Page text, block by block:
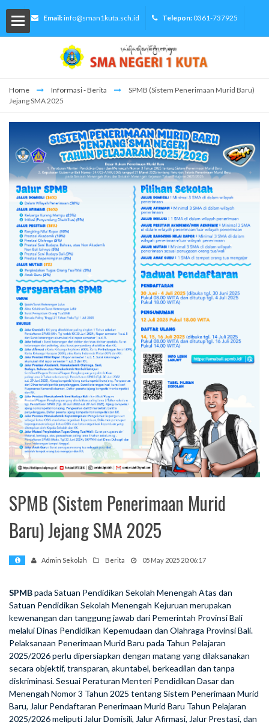
Email:info@sman1kuta.sch.id Telepon: 0361-737925
Home Informasi - Berita
SPMB (Sistem Penerimaan Murid Baru)
Jejang SMA 2025
SPMB (Sistem Penerimaan Murid
Baru) Jejang SMA 2025
Admin Sekolah Berita 05 May 2025 20:06:17
SPMBpada Satuan Pendidikan Sekolah Menengah Atas dan
Satuan Pendidikan Sekolah Menengah Kejuruan merupakan
kewenangan dan tanggung jawab dari Pemerintah Provinsi Bali
melalui Dinas Pendidikan Kepemudaan dan Olahraga Provinsi Bali.
Pelaksanaan Penerimaan Murid Baru pada Tahun Pelajaran
2025/2026 perlu dipersiapkan dengan matang yang dilaksanakan
secara objektif, transparan, akuntabel, berkeadilan dan tanpa
diskriminasi. Sesuai Peraturan Menteri Pendidikan Dasar dan
Menengah Nomor 3 Tahun 2025 tentang Sistem Penerimaan Murid
Baru, Jalur Pendaftaran Penerimaan Murid Baru Tahun Pelajaran
2025/2026 meliputi Jalur Domisili, Jalur Afirmasi, Jalur Prestasi, dan